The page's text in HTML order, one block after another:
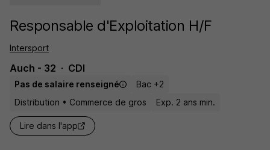
Responsable d'Exploitation H/F
Intersport
Auch - 32 CDI
Pas de salaire renseigné
Bac +2
Distribution • Commerce de gros
Exp. 2 ans min.
Lire dans l'app